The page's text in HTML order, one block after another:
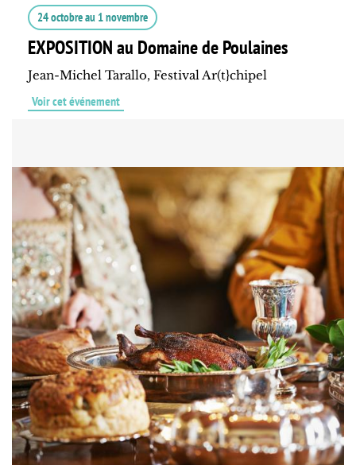
24 octobreau 1 novembre
EXPOSITION au Domaine de Poulaines
Jean-Michel Tarallo, Festival Ar(t}chipel
Voir cet événement